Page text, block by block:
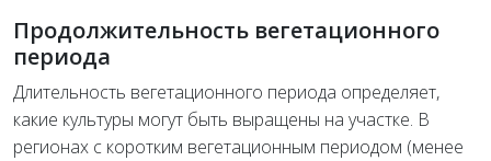
Продолжительность вегетационного
периода
Длительность вегетационного периода определяет,
какие культуры могут быть выращены на участке. В
регионах с коротким вегетационным периодом (менее